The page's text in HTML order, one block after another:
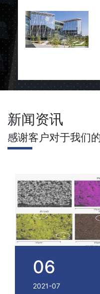
新闻资讯
感谢客户对于我们
06
2021-07